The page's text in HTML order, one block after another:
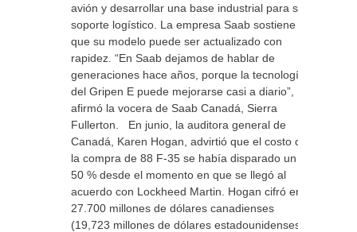
avión y desarrollar una base industrial para su
soporte logístico. La empresa Saab sostiene
que su modelo puede ser actualizado con
rapidez. “En Saab dejamos de hablar de
generaciones hace años, porque la tecnología
del Gripen E puede mejorarse casi a diario”,
afirmó la vocera de Saab Canadá, Sierra
Fullerton. En junio, la auditora general de
Canadá, Karen Hogan, advirtió que el costo de
la compra de 88 F-35 se había disparado un
50 % desde el momento en que se llegó al
acuerdo con Lockheed Martin. Hogan cifró en
27.700 millones de dólares canadienses
(19,723 millones de dólares estadounidenses o